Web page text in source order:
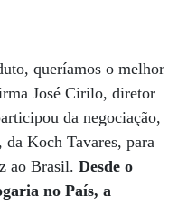
queríamos o melhor
José Cirilo, diretor
da negociação,
Koch Tavares, para
ao Brasil. Desde o
no País, a